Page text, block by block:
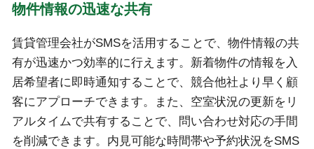
物件情報の迅速な共有
賃貸管理会社がSMSを活用することで、物件情報の共
有が迅速かつ効率的に行えます。新着物件の情報を入
居希望者に即時通知することで、競合他社より早く顧
客にアプローチできます。また、空室状況の更新をリ
アルタイムで共有することで、問い合わせ対応の手間
を削減できます。内見可能な時間帯や予約状況をSMS